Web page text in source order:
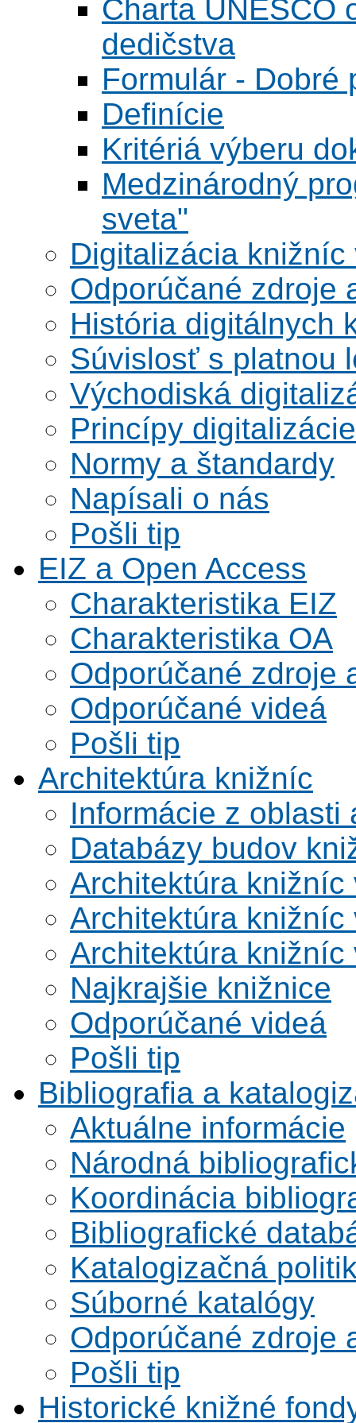
Charta UNESCO
dedičstva
Formulár - Dobré
Definície
Kritériá výberu
Medzinárodný
sveta"
Digitalizácia knižníc
Odporúčané zdroje
História digitálnych
Súvislosť s platnou
Východiská
Princípy digitalizácie
Normy a štandardy
Napísali o nás
Pošli tip
EIZ a Open Access
Charakteristika EIZ
Charakteristika OA
Odporúčané zdroje
Odporúčané videá
Pošli tip
Architektúra knižníc
Informácie z oblasti
Databázy budov
Architektúra knižníc
Architektúra knižníc
Architektúra knižníc
Najkrajšie knižnice
Odporúčané videá
Pošli tip
Bibliografia a
Aktuálne informácie
Národná
Koordinácia
Bibliografické
Katalogizačná
Súborné katalógy
Odporúčané zdroje
Pošli tip
Historické knižné